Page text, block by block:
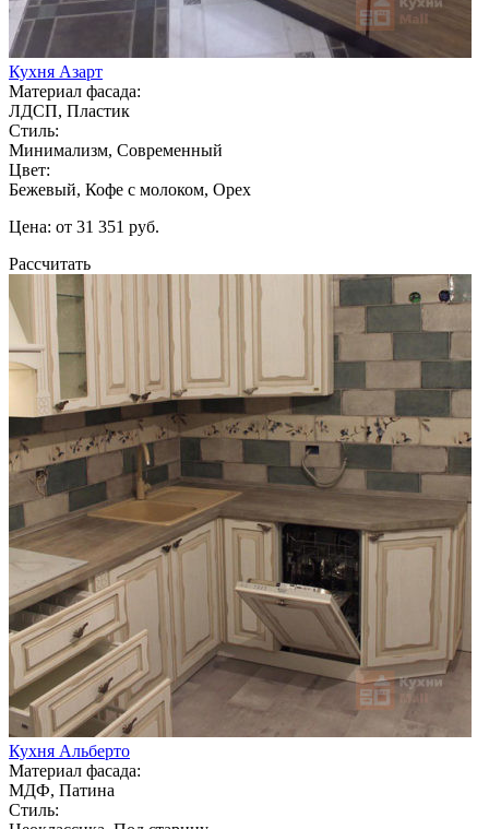
Кухня Азарт
Материал фасада:
ЛДСП, Пластик
Стиль:
Минимализм, Современный
Цвет:
Бежевый, Кофе с молоком, Орех
Цена: от 31 351 руб.
Рассчитать
Кухня Альберто
Материал фасада:
МДФ, Патина
Стиль: